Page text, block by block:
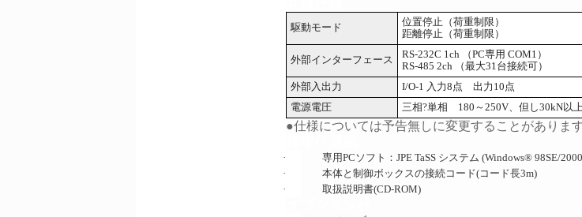
駆動モード
位置停止（荷重制限）
距離停止（荷重制限）
外部インターフェース RS-232C 1ch
（PC専用 COM1）
RS-485 2ch （最大31台接続可）
外部入出力
I/O-1 入力8点 出力10点
電源電圧
三相?単相 180～250V、但し30kN以
●仕様については予告無しに変更することがあります
· 専用PC ソフト： JPE TaSS システム (Windows® 98SE/
· 本体と制御ボックスの接続コード(コード長3m)
· 取扱説明書(CD-ROM)